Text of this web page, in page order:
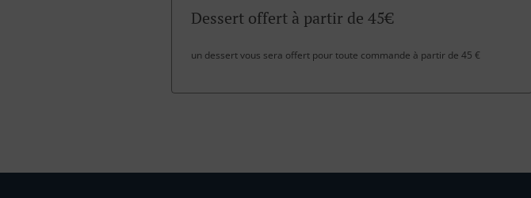
Dessert offert à partir de 45€
un dessert vous sera offert pour toute commande à partir de 45 €